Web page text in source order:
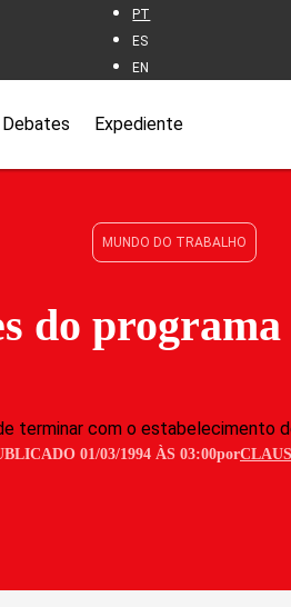
PT
ES
EN
Debates Expediente
MUNDO DO TRABALHO
do
terminar com o estabelecimento
01/03/1994 ÀS 03:00por